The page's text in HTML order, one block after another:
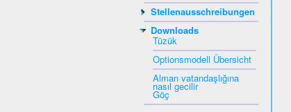
Stellenausschreibungen
Downloads
Tüzük
Optionsmodell Übersicht
Alman vatandaşlığına
nasıl gecilir
Göç